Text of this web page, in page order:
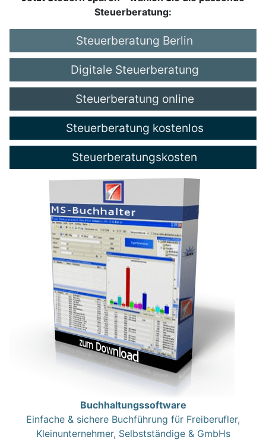
Steuerberatung:
Steuerberatung Berlin
Digitale Steuerberatung
Steuerberatung online
Steuerberatung kostenlos
Steuerberatungskosten
Buchhaltungssoftware
Einfache & sichere Buchführung für Freiberufler,
Kleinunternehmer, Selbstständige & GmbHs